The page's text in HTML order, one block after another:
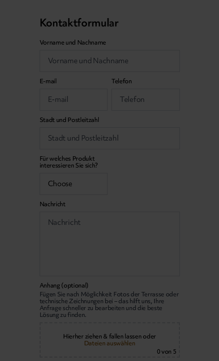
Kontaktformular
Vorname und Nachname
E-mail Telefon
Stadt und Postleitzahl
Für welches Produkt
interessieren Sie sich?
Nachricht
Anhang (optional)
Fügen Sie nach Möglichkeit Fotos der Terrasse oder
technische Zeichnungen bei – das hilft uns, Ihre
Anfrage schneller zu bearbeiten und die beste
Lösung zu finden.
Hierher ziehen & fallen lassen oder
Dateien auswählen
0von 5